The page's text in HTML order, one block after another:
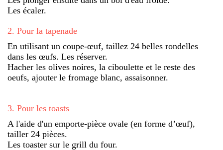
Les écaler.
2. Pour la tapenade
En utilisant un coupe-œuf, taillez 24 belles rondelles
dans les œufs. Les réserver.
Hacher les olives noires, la ciboulette et le reste des
oeufs, ajouter le fromage blanc, assaisonner.
3. Pour les toasts
A l'aide d'un emporte-pièce ovale (en forme d’œuf),
tailler 24 pièces.
Les toaster sur le grill du four.